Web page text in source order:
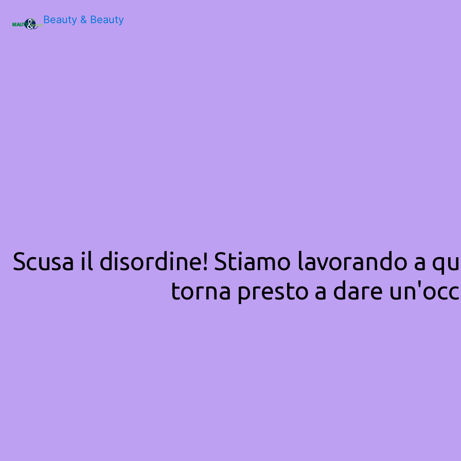
Beauty & Beauty
Scusa il disordine! Stiamo lavorando a
torna presto a dare